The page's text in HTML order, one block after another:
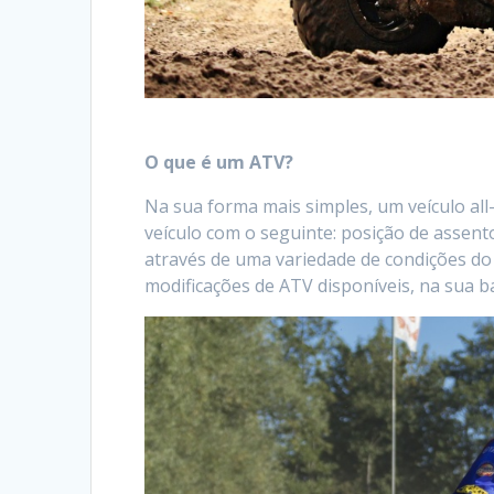
O que é um ATV?
Na sua forma mais simples, um veículo
veículo com o seguinte: posição de
através de uma variedade de condições
modificações de ATV disponíveis, na sua